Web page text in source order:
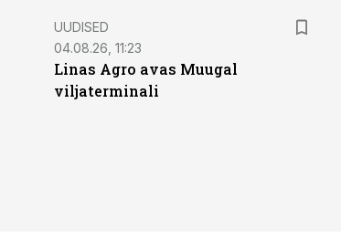
UUDISED
04.08.26, 11:23
Linas Agro avas Muugal
viljaterminali